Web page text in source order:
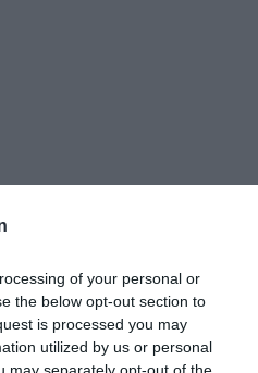
of your personal or
the below opt-out section to
is processed you may
utilized by us or personal
may separately opt-out of the